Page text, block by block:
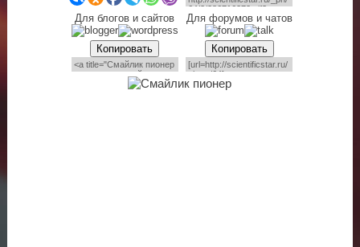
Для блогов и сайтов Для форумов и чатов
Копировать Копировать